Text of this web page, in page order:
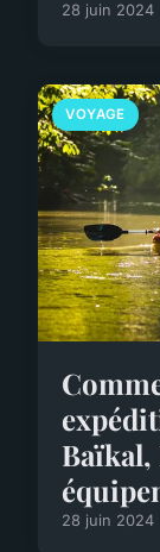
28 juin 2024
VOYAGE
28 juin 2024